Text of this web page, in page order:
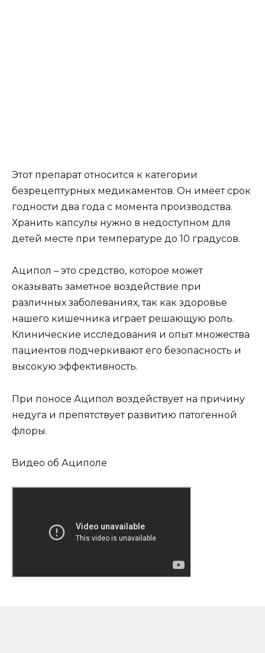
Этот препарат относится к категории
безрецептурных медикаментов. Он имеет срок
годности два года с момента производства.
Хранить капсулы нужно в недоступном для
детей месте при температуре до 10 градусов.
Аципол – это средство, которое может
оказывать заметное воздействие при
различных заболеваниях, так как здоровье
нашего кишечника играет решающую роль.
Клинические исследования и опыт множества
пациентов подчеркивают его безопасность и
высокую эффективность.
При поносе Аципол воздействует на причину
недуга и препятствует развитию патогенной
флоры.
Видео об Ациполе